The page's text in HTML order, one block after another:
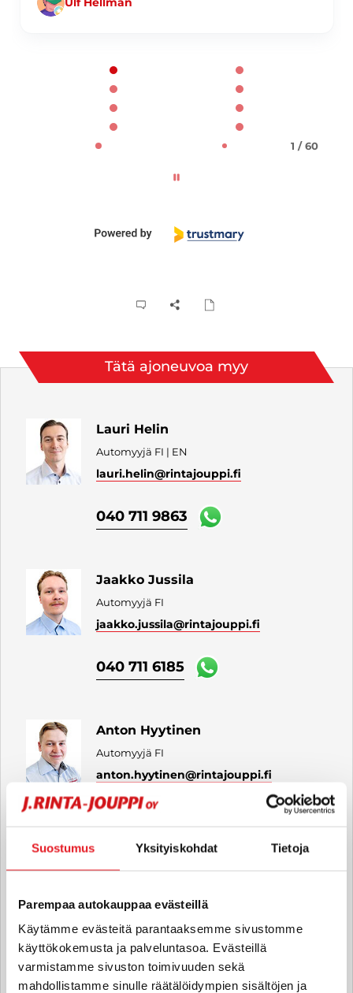
Suostumus Yksityiskohdat Tietoja
Parempaa autokauppaa evästeillä
Käytämme evästeitä parantaaksemme sivustomme
käyttökokemusta ja palveluntasoa. Evästeillä
varmistamme sivuston toimivuuden sekä
mahdollistamme sinulle räätälöidympien sisältöjen ja
1 / 60
Tätä ajoneuvoa myy
Lauri Helin
Automyyjä FI | EN
lauri.helin@rintajouppi.fi
040 711 9863
Jaakko Jussila
Automyyjä FI
jaakko.jussila@rintajouppi.fi
040 711 6185
Anton Hyytinen
Automyyjä FI
anton.hyytinen@rintajouppi.fi
Automyyjä FI | EN
jesse.mantyla@rintajouppi.fi
040 711 6180